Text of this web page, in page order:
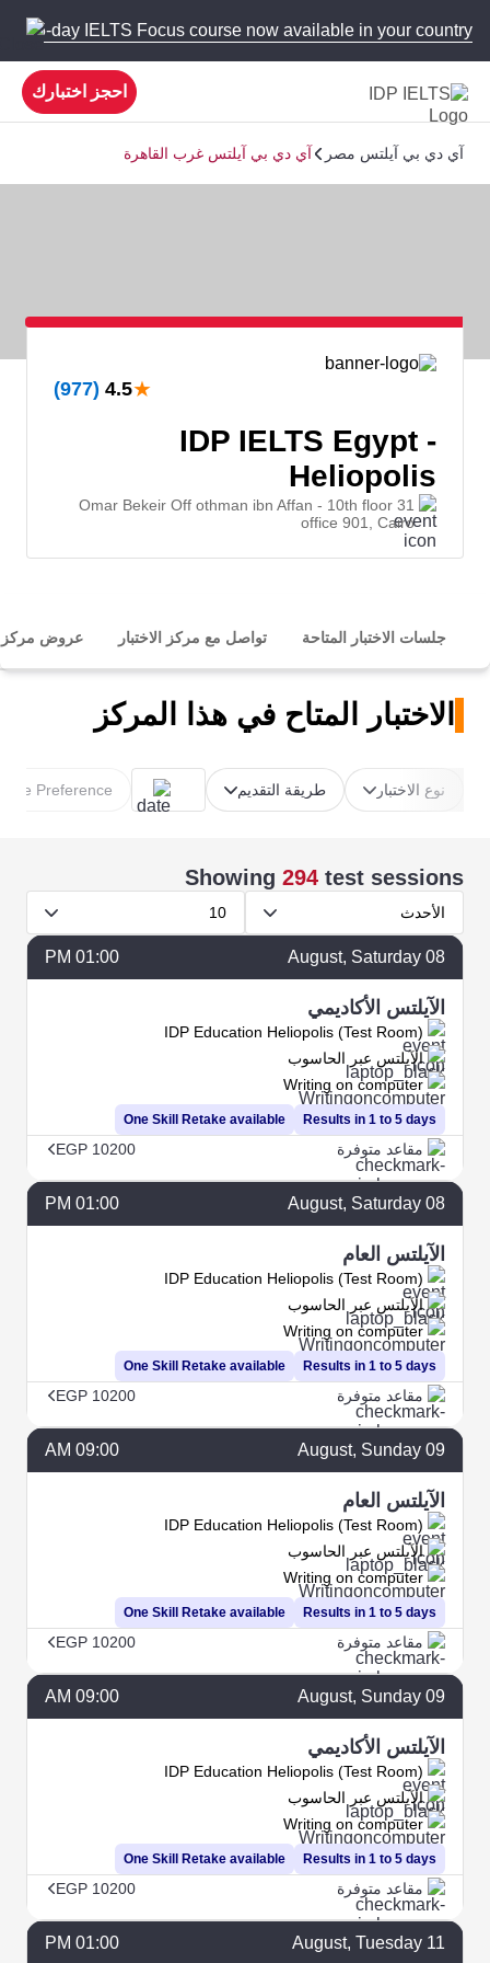
5-day IELTS Focus course now available in your country!
احجز اختبارك
آي دي بي آيلتس مصر آي دي بي آيلتس غرب القاهرة
★
4.5
(977)
IDP IELTS Egypt -
Heliopolis
31 Omar Bekeir Off othman ibn Affan - 10th floor
office 901, Cairo
جلسات الاختبار المتاحة تواصل مع مركز الاختبار عروض مركز
الاختبار المتاح في هذا المركز
نوع الاختبار طريقة التقديم Preference
Showing 294 test sessions
الأحدث 10
08
August, Saturday
01:00 PM
الآيلتس الأكاديمي
IDP Education Heliopolis (Test Room)
Results in 1 to 5 days
الآيلتس عبر الحاسوب
Writing on computer
One Skill Retake available
مقاعد متوفرة EGP 10200
08
August, Saturday
01:00 PM
الآيلتس العام
IDP Education Heliopolis (Test Room)
Results in 1 to 5 days
الآيلتس عبر الحاسوب
Writing on computer
One Skill Retake available
مقاعد متوفرة EGP 10200
09
August, Sunday
09:00 AM
الآيلتس العام
IDP Education Heliopolis (Test Room)
Results in 1 to 5 days
الآيلتس عبر الحاسوب
Writing on computer
One Skill Retake available
مقاعد متوفرة EGP 10200
09
August, Sunday
09:00 AM
الآيلتس الأكاديمي
IDP Education Heliopolis (Test Room)
Results in 1 to 5 days
الآيلتس عبر الحاسوب
Writing on computer
One Skill Retake available
مقاعد متوفرة EGP 10200
11
August, Tuesday
01:00 PM